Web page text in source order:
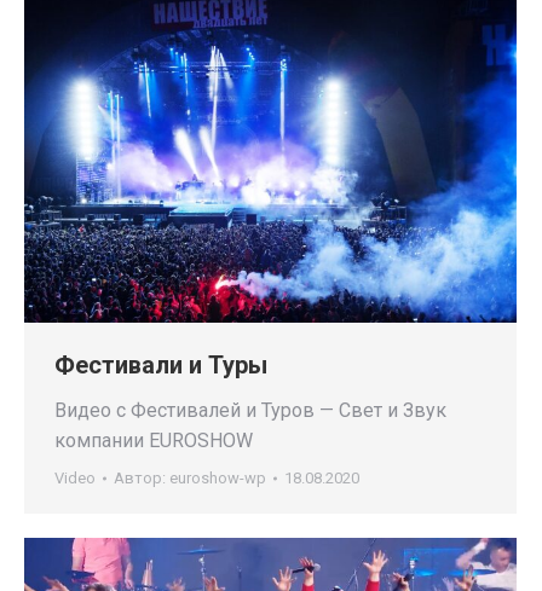
Фестивали и Туры
Видео с Фестивалей и Туров — Свет и Звук
компании EUROSHOW
Video Автор: euroshow-wp 18.08.2020